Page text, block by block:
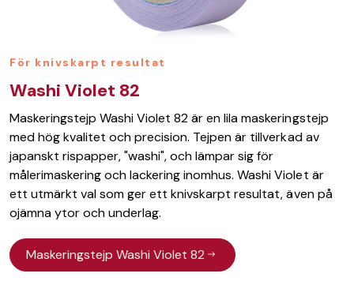
För knivskarpt resultat
Washi Violet 82
Maskeringstejp Washi Violet 82 är en lila maskeringstejp
med hög kvalitet och precision. Tejpen är tillverkad av
japanskt rispapper, "washi", och lämpar sig för
målerimaskering och lackering inomhus. Washi Violet är
ett utmärkt val som ger ett knivskarpt resultat, även på
ojämna ytor och underlag.
Maskeringstejp Washi Violet 82